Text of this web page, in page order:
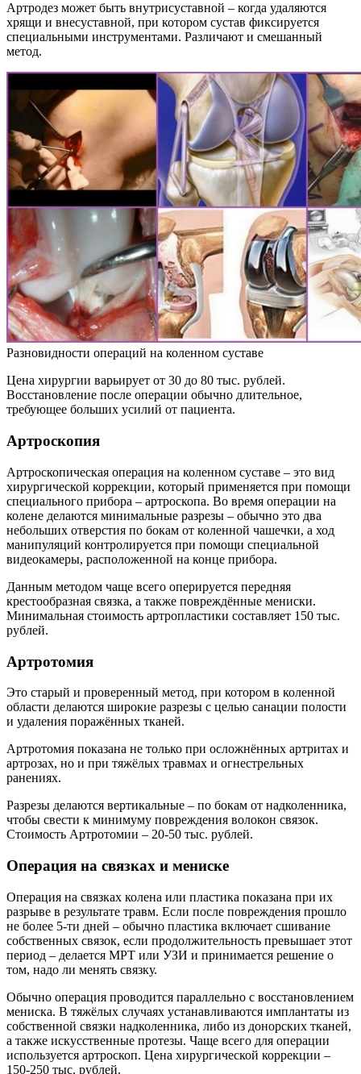
Артродез может быть внутрисуставной – когда удаляются
хрящи и внесуставной, при котором сустав фиксируется
специальными инструментами. Различают и смешанный
метод.
Разновидности операций на коленном суставе
Цена хирургии варьирует от 30 до 80 тыс. рублей.
Восстановление после операции обычно длительное,
требующее больших усилий от пациента.
Артроскопия
Артроскопическая операция на коленном суставе – это вид
хирургической коррекции, который применяется при помощи
специального прибора – артроскопа. Во время операции на
колене делаются минимальные разрезы – обычно это два
небольших отверстия по бокам от коленной чашечки, а ход
манипуляций контролируется при помощи специальной
видеокамеры, расположенной на конце прибора.
Данным методом чаще всего оперируется передняя
крестообразная связка, а также повреждённые мениски.
Минимальная стоимость артропластики составляет 150 тыс.
рублей.
Артротомия
Это старый и проверенный метод, при котором в коленной
области делаются широкие разрезы с целью санации полости
и удаления поражённых тканей.
Артротомия показана не только при осложнённых артритах и
артрозах, но и при тяжёлых травмах и огнестрельных
ранениях.
Разрезы делаются вертикальные – по бокам от надколенника,
чтобы свести к минимуму повреждения волокон связок.
Стоимость Артротомии – 20-50 тыс. рублей.
Операция на связках и мениске
Операция на связках колена или пластика показана при их
разрыве в результате травм. Если после повреждения прошло
не более 5-ти дней – обычно пластика включает сшивание
собственных связок, если продолжительность превышает этот
период – делается МРТ или УЗИ и принимается решение о
том, надо ли менять связку.
Обычно операция проводится параллельно с восстановлением
мениска. В тяжёлых случаях устанавливаются имплантаты из
собственной связки надколенника, либо из донорских тканей,
а также искусственные протезы. Чаще всего для операции
используется артроскоп. Цена хирургической коррекции –
150-250 тыс. рублей.